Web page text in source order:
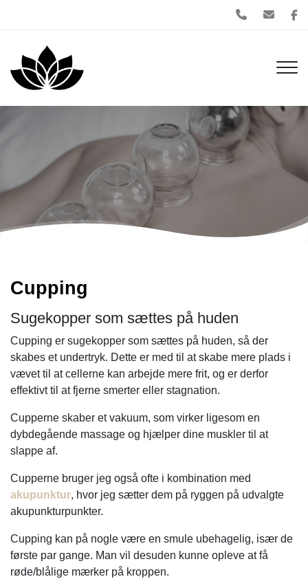
Cupping
Sugekopper som sættes på huden
Cupping er sugekopper som sættes på huden, så der
skabes et undertryk. Dette er med til at skabe mere plads i
vævet til at cellerne kan arbejde mere frit, og er derfor
effektivt til at fjerne smerter eller stagnation.
Cupperne skaber et vakuum, som virker ligesom en
dybdegående massage og hjælper dine muskler til at
slappe af.
Cupperne bruger jeg også ofte i kombination med
akupunktur, hvor jeg sætter dem på ryggen på udvalgte
akupunkturpunkter.
Cupping kan på nogle være en smule ubehagelig, især de
første par gange. Man vil desuden kunne opleve at få
røde/blålige mærker på kroppen.